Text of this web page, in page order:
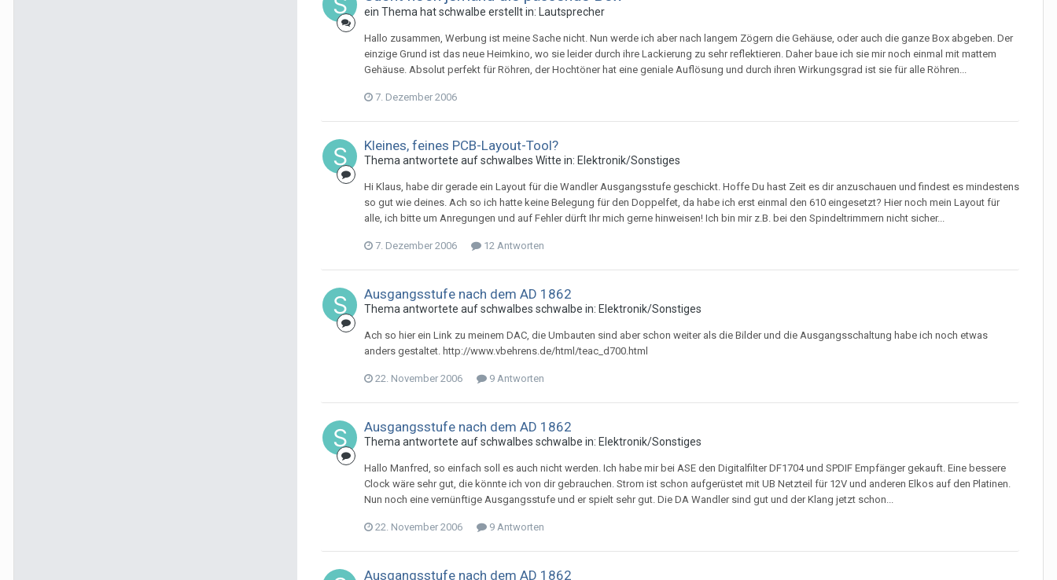
ein Thema hatschwalbe erstellt in: Lautsprecher
Hallo zusammen, Werbung ist meine Sache nicht. Nun werde ich aber nach langem Zögern die Gehäuse, oder auch die ganze Box abgeben. Der
einzige Grund ist das neue Heimkino, wo sie leider durch ihre Lackierung zu sehr reflektieren. Daher baue ich sie mir noch einmal mit mattem
Gehäuse. Absolut perfekt für Röhren, der Hochtöner hat eine geniale Auflösung und durch ihren Wirkungsgrad ist sie für alle Röhren...
7. Dezember 2006
Kleines, feines PCB-Layout-Tool?
Thema antwortete aufschwalbes Witte in: Elektronik/Sonstiges
Hi Klaus, habe dir gerade ein Layout für die Wandler Ausgangsstufe geschickt. Hoffe Du hast Zeit es dir anzuschauen und findest es mindestens
so gut wie deines. Ach so ich hatte keine Belegung für den Doppelfet, da habe ich erst einmal den 610 eingesetzt? Hier noch mein Layout für
alle, ich bitte um Anregungen und auf Fehler dürft Ihr mich gerne hinweisen! Ich bin mir z.B. bei den Spindeltrimmern nicht sicher...
7. Dezember 2006 12 Antworten
Ausgangsstufe nach dem AD 1862
Thema antwortete aufschwalbes schwalbe in: Elektronik/Sonstiges
Ach so hier ein Link zu meinem DAC, die Umbauten sind aber schon weiter als die Bilder und die Ausgangsschaltung habe ich noch etwas
anders gestaltet. http://www.vbehrens.de/html/teac_d700.html
22. November 2006 9 Antworten
Ausgangsstufe nach dem AD 1862
Thema antwortete aufschwalbes schwalbe in: Elektronik/Sonstiges
Hallo Manfred, so einfach soll es auch nicht werden. Ich habe mir bei ASE den Digitalfilter DF1704 und SPDIF Empfänger gekauft. Eine bessere
Clock wäre sehr gut, die könnte ich von dir gebrauchen. Strom ist schon aufgerüstet mit UB Netzteil für 12V und anderen Elkos auf den Platinen.
Nun noch eine vernünftige Ausgangsstufe und er spielt sehr gut. Die DA Wandler sind gut und der Klang jetzt schon...
22. November 2006 9 Antworten
Ausgangsstufe nach dem AD 1862